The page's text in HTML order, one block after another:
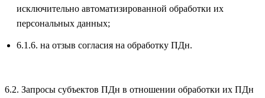
исключительно автоматизированной обработки их
персональных данных;
6.1.6. на отзыв согласия на обработку ПДн.
6.2. Запросы субъектов ПДн в отношении обработки их ПДн